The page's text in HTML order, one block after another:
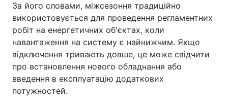
За його словами, міжсезоння традиційно
використовується для проведення регламентних
робіт на енергетичних об'єктах, коли
навантаження на систему є найнижчим. Якщо
відключення тривають довше, це може свідчити
про встановлення нового обладнання або
введення в експлуатацію додаткових
потужностей.